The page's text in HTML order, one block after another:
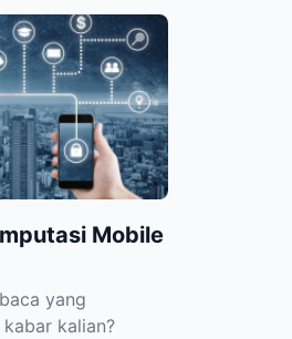
Mobile
yang
kalian?